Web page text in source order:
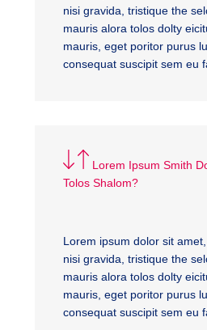
nisi gravida, tristique the
mauris alora tolos dolty
mauris, eget poritor purus
consequat suscipit sem eu
Lorem Ipsum Smith
Tolos Shalom?
Lorem ipsum dolor sit
nisi gravida, tristique the
mauris alora tolos dolty
mauris, eget poritor purus
consequat suscipit sem eu